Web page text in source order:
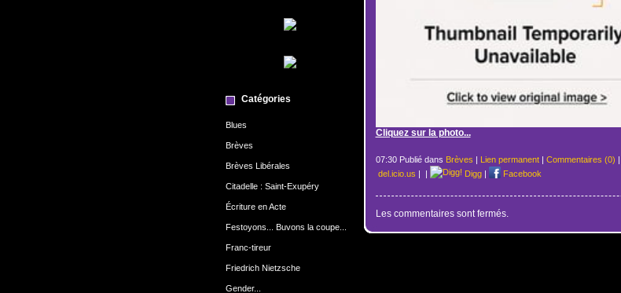
Catégories
Blues
Brèves
Brèves Libérales
Citadelle : Saint-Exupéry
Écriture en Acte
Festoyons... Buvons la coupe...
Franc-tireur
Friedrich Nietzsche
Gender...
Cliquez sur la photo...
07:30 Publié dans Brèves | Lien permanent| Commentaires (0) |
del.icio.us | | Digg| Facebook
Les commentaires sont fermés.